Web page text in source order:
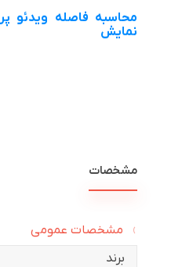
محاسبه فاصله ویدئو
نمایش
مشخصات
مشخصات عمومی
برند